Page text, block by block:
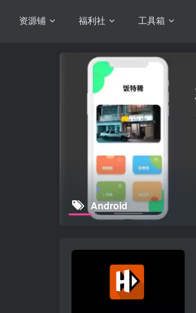
资源铺 福利社 工具箱
Android